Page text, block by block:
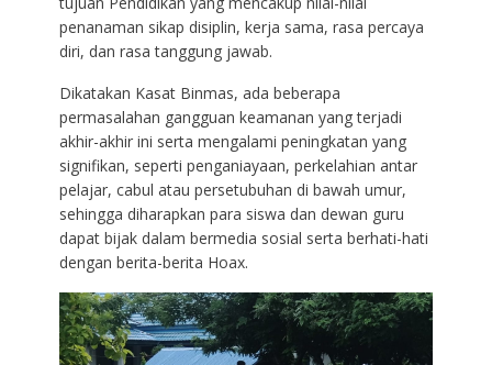
penanaman sikap disiplin, kerja sama, rasa percaya
diri, dan rasa tanggung jawab.
Dikatakan Kasat Binmas, ada beberapa
permasalahan gangguan keamanan yang terjadi
akhir-akhir ini serta mengalami peningkatan yang
signifikan, seperti penganiayaan, perkelahian antar
pelajar, cabul atau persetubuhan di bawah umur,
sehingga diharapkan para siswa dan dewan guru
dapat bijak dalam bermedia sosial serta berhati-hati
dengan berita-berita Hoax.